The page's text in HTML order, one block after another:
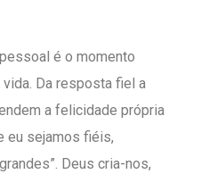
é o momento
Da resposta fiel a
a felicidade própria
eu sejamos fiéis,
Deus cria-nos,